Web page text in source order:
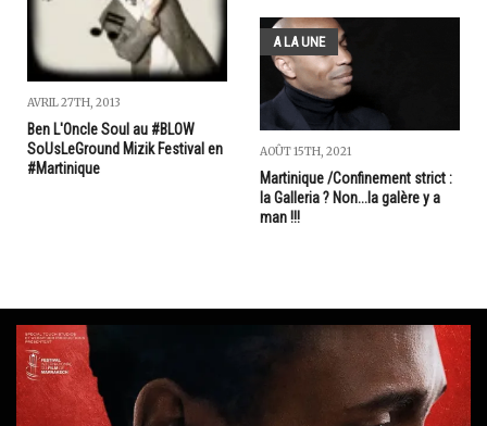
AVRIL 27TH, 2013
Ben L'Oncle Soul au #BLOW
SoUsLeGround Mizik Festival en
#Martinique
A LA UNE
AOÛT 15TH, 2021
Martinique /Confinement strict :
la Galleria ? Non...la galère y a
man !!!